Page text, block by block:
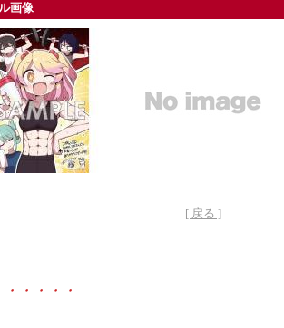
・・・・
画像
[ 戻る ]